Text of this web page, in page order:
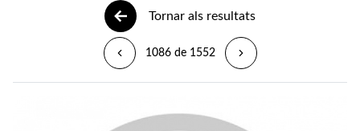
Tornar als resultats
1086 de 1552